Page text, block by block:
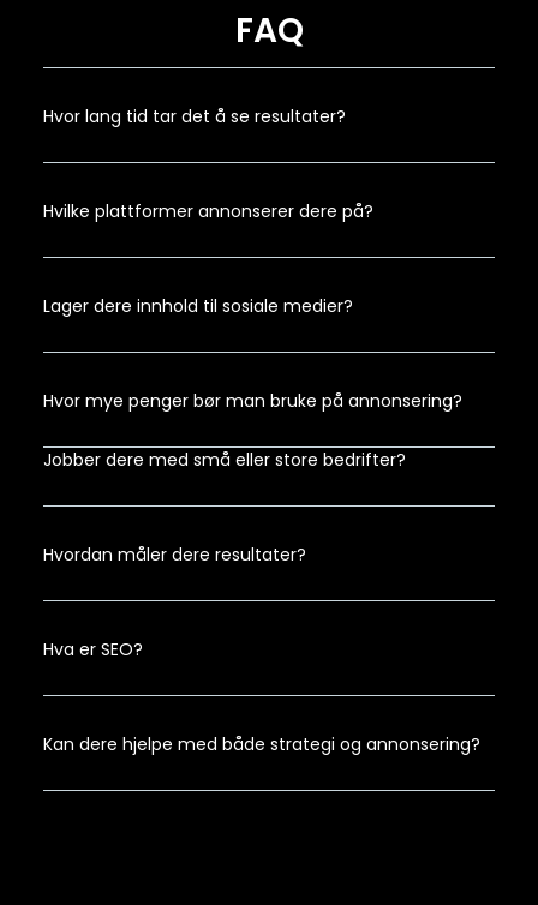
FAQ
Hvor lang tid tar det å se resultater?
Hvilke plattformer annonserer dere på?
Lager dere innhold til sosiale medier?
Hvor mye penger bør man bruke på annonsering?
Jobber dere med små eller store bedrifter?
Hvordan måler dere resultater?
Hva er SEO?
Kan dere hjelpe med både strategi og annonsering?